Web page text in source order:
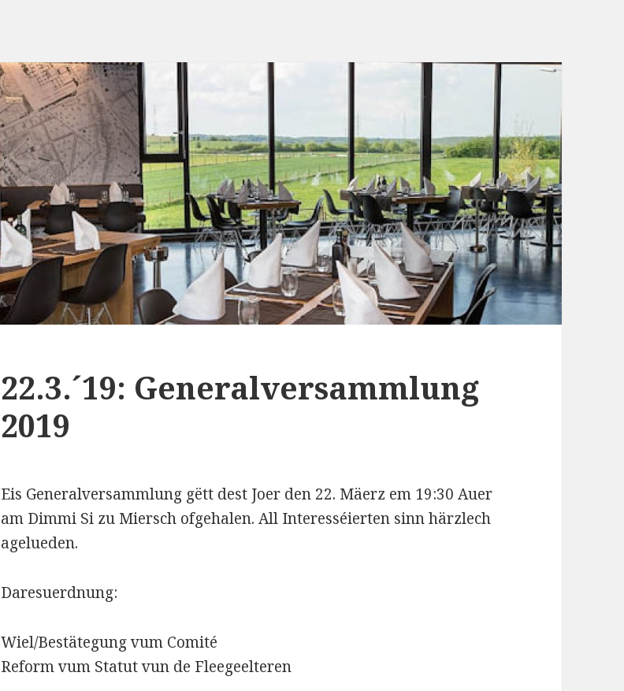
22.3.´19: Generalversammlung
2019
Eis Generalversammlung gëtt dest Joer den 22. Mäerz em 19:30 Auer
am Dimmi Si zu Miersch ofgehalen. All Interesséierten sinn härzlech
agelueden.
Daresuerdnung:
Wiel/Bestätegung vum Comité
Reform vum Statut vun de Fleegeelteren